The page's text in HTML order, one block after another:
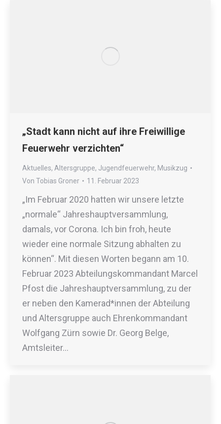
„Stadt kann nicht auf ihre Freiwillige
Feuerwehr verzichten“
Aktuelles, Altersgruppe, Jugendfeuerwehr, Musikzug
Von Tobias Groner 11. Februar 2023
„Im Februar 2020 hatten wir unsere letzte
„normale“ Jahreshauptversammlung,
damals, vor Corona. Ich bin froh, heute
wieder eine normale Sitzung abhalten zu
können“. Mit diesen Worten begann am 10.
Februar 2023 Abteilungskommandant Marcel
Pfost die Jahreshauptversammlung, zu der
er neben den Kamerad*innen der Abteilung
und Altersgruppe auch Ehrenkommandant
Wolfgang Zürn sowie Dr. Georg Belge,
Amtsleiter…